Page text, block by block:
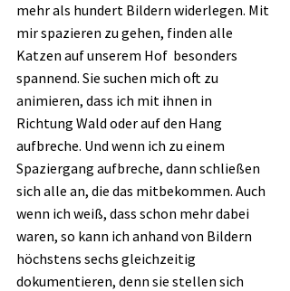
mehr als hundert Bildern widerlegen. Mit
mir spazieren zu gehen, finden alle
Katzen auf unserem Hof  besonders
spannend. Sie suchen mich oft zu
animieren, dass ich mit ihnen in
Richtung Wald oder auf den Hang
aufbreche. Und wenn ich zu einem
Spaziergang aufbreche, dann schließen
sich alle an, die das mitbekommen. Auch
wenn ich weiß, dass schon mehr dabei
waren, so kann ich anhand von Bildern
höchstens sechs gleichzeitig
dokumentieren, denn sie stellen sich